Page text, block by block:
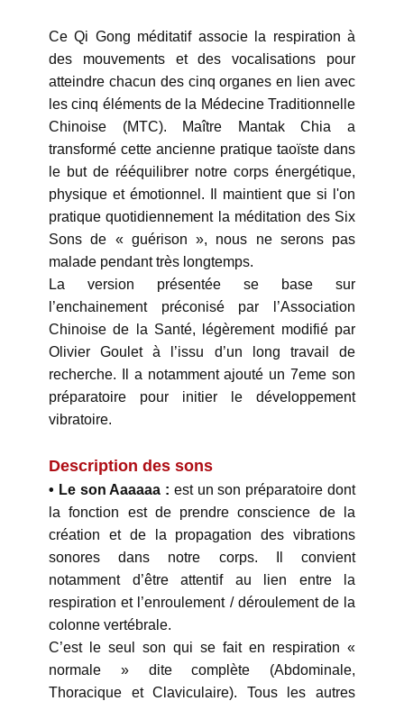
Ce Qi Gong méditatif associe la respiration à
des mouvements et des vocalisations pour
atteindre chacun des cinq organes en lien avec
les cinq éléments de la Médecine Traditionnelle
Chinoise (MTC). Maître Mantak Chia a
transformé cette ancienne pratique taoïste dans
le but de rééquilibrer notre corps énergétique,
physique et émotionnel. Il maintient que si l'on
pratique quotidiennement la méditation des Six
Sons de « guérison », nous ne serons pas
malade pendant très longtemps.
La version présentée se base sur
l’enchainement préconisé par l’Association
Chinoise de la Santé, légèrement modifié par
Olivier Goulet à l’issu d’un long travail de
recherche. Il a notamment ajouté un 7eme son
préparatoire pour initier le développement
vibratoire.
Description des sons
• Le son Aaaaaa : est un son préparatoire dont
la fonction est de prendre conscience de la
création et de la propagation des vibrations
sonores dans notre corps. Il convient
notamment d’être attentif au lien entre la
respiration et l’enroulement / déroulement de la
colonne vertébrale.
C’est le seul son qui se fait en respiration «
normale » dite complète (Abdominale,
Thoracique et Claviculaire). Tous les autres